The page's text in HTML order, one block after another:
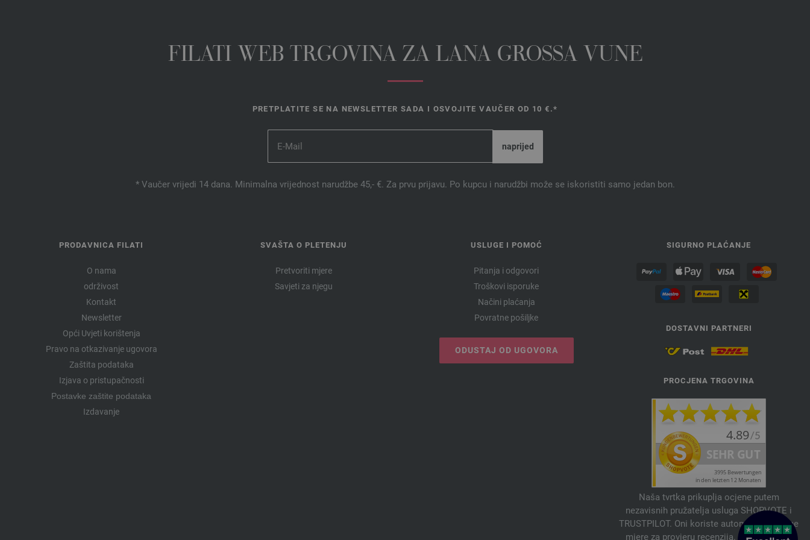
FILATI WEB TRGOVINA ZA LANA GROSSA VUNE
PRETPLATITE SE NA NEWSLETTER SADA I OSVOJITE VAUČER OD 10 €.*
* Vaučer vrijedi 14 dana. Minimalna vrijednost narudžbe 45,- €. Za prvu prijavu. Po kupcu i narudžbi može se iskoristiti samo jedan bon.
PRODAVNICA FILATI
O nama
održivost
Kontakt
Newsletter
Opći Uvjeti korištenja
Pravo na otkazivanje ugovora
Zaštita podataka
Izjava o pristupačnosti
Postavke zaštite podataka
Izdavanje
SVAŠTA O PLETENJU
Pretvoriti mjere
Savjeti za njegu
USLUGE I POMOĆ
Pitanja i odgovori
Troškovi isporuke
Načini plaćanja
Povratne pošiljke
ODUSTAJ OD UGOVORA
SIGURNO PLAĆANJE
DOSTAVNI PARTNERI
PROCJENA TRGOVINA
Naša tvrtka prikuplja ocjene putem
nezavisnih pružatelja usluga SHOPVOTE i
TRUSTPILOT. Oni koriste automatske i ručne
mjere za provjeru recenzija. Informacije o